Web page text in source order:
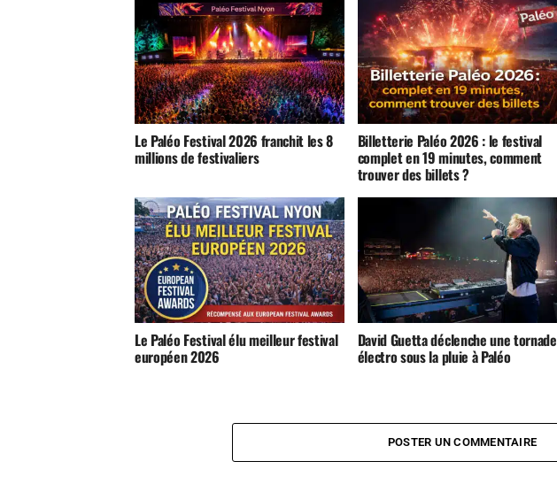
Le Paléo Festival 2026 franchit les 8
millions de festivaliers
Billetterie Paléo 2026 : le festival
complet en 19 minutes, comment
trouver des billets ?
Le Paléo Festival élu meilleur festival
européen 2026
David Guetta déclenche une tornade
électro sous la pluie à Paléo
POSTER UN COMMENTAIRE